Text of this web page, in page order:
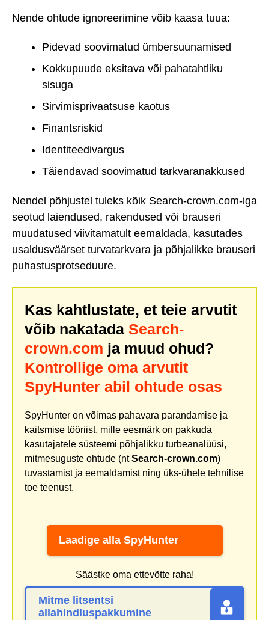
Nende ohtude ignoreerimine võib kaasa tuua:
Pidevad soovimatud ümbersuunamised
Kokkupuude eksitava või pahatahtliku
sisuga
Sirvimisprivaatsuse kaotus
Finantsriskid
Identiteedivargus
Täiendavad soovimatud tarkvaranakkused
Nendel põhjustel tuleks kõik Search-crown.com-iga
seotud laiendused, rakendused või brauseri
muudatused viivitamatult eemaldada, kasutades
usaldusväärset turvatarkvara ja põhjalikke brauseri
puhastusprotseduure.
Kas kahtlustate, et teie arvutit
võib nakatada Search-
crown.com ja muud ohud?
Kontrollige oma arvutit
SpyHunter abil ohtude osas
SpyHunter on võimas pahavara parandamise ja
kaitsmise tööriist, mille eesmärk on pakkuda
kasutajatele süsteemi põhjalikku turbeanalüüsi,
mitmesuguste ohtude (ntSearch-crown.com)
tuvastamist ja eemaldamist ning üks-ühele tehnilise
toe teenust.
Laadige alla SpyHunter
Säästke oma ettevõtte raha!
Mitme litsentsi
allahindluspakkumine